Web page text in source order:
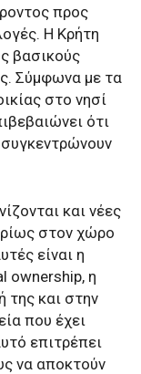
προς
Η Κρήτη
βασικούς
Σύμφωνα με τα
στο νησί
ότι
συγκεντρώνουν
και νέες
στον χώρο
είναι η
ownership, η
της και στην
που έχει
επιτρέπει
να αποκτούν